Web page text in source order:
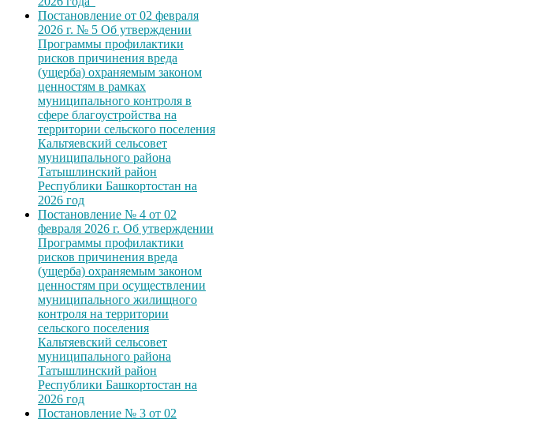
Постановление от 02 февраля
2026 г. № 5 Об утверждении
Программы профилактики
рисков причинения вреда
(ущерба) охраняемым законом
ценностям в рамках
муниципального контроля в
сфере благоустройства на
территории сельского поселения
Кальтяевский сельсовет
муниципального района
Татышлинский район
Республики Башкортостан на
2026 год
Постановление № 4 от 02
февраля 2026 г. Об утверждении
Программы профилактики
рисков причинения вреда
(ущерба) охраняемым законом
ценностям при осуществлении
муниципального жилищного
контроля на территории
сельского поселения
Кальтяевский сельсовет
муниципального района
Татышлинский район
Республики Башкортостан на
2026 год
Постановление № 3 от 02